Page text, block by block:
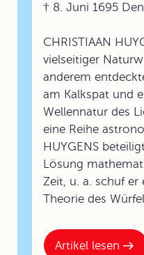
Artikel lesen
† 8. Juni 1695
CHRISTIAAN
vielseitiger
anderem
am Kalkspat und
Wellennatur des
eine Reihe
HUYGENS
Lösung
Zeit, u. a. schuf er
Theorie des